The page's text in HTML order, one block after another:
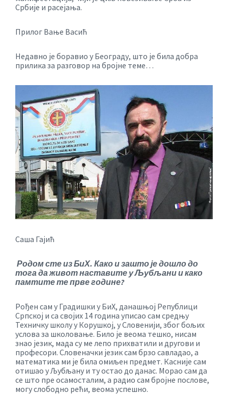
Србије и расејања.
Прилог Вање Васић
Недавно је боравио у Београду, што је била добра
прилика за разговор на бројне теме…
Саша Гајић
Родом сте из БиХ. Како и зашто је дошло до
тога да живот наставите у Љубљани и како
памтите те прве године?
Рођен сам у Градишки у БиХ, данашњој Републици
Српској и са својих 14 година уписао сам средњу
Техничку школу у Корушкој, у Словенији, због бољих
услова за школовање. Било је веома тешко, нисам
знао језик, мада су ме лепо прихватили и другови и
професори. Словеначки језик сам брзо савладао, а
математика ми је била омиљен предмет. Касније сам
отишао у Љубљану и ту остао до данас. Морао сам да
се што пре осамосталим, а радио сам бројне послове,
могу слободно рећи, веома успешно.